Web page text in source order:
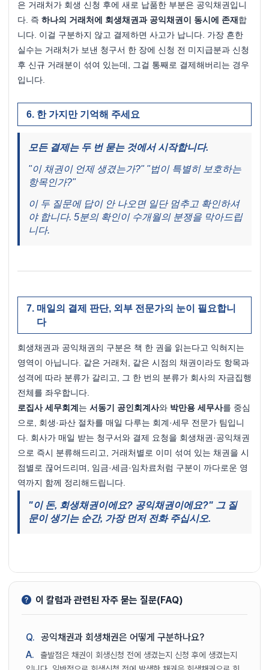
은 거래처가 회생 신청 후에 새로 납품한 부분은 공익채권입니
다. 즉 하나의 거래처에 회생채권과 공익채권이 동시에 존재 합
니다. 이걸 구분하지 않고 결제하면 사고가 납니다. 가장 흔한
실수는 거래처가 보낸 청구서 한 장에 신청 전 미지급분과 신청
후 신규 거래분이 섞여 있는데, 그걸 통째로 결제해버리는 경우
입니다.
한 가지만 기억해 주세요
모든 결제는 두 번 묻는 것에서 시작합니다.
"이 채권이 언제 생겼는가?" "법이 특별히 보호하는
항목인가?"
이 두 질문에 답이 안 나오면 일단 멈추고 확인하셔
야 합니다. 5분의 확인이 수개월의 분쟁을 막아드립
니다.
매일의 결제 판단, 외부 전문가의 눈이 필요합니
다
회생채권과 공익채권의 구분은 책 한 권을 읽는다고 익혀지는
영역이 아닙니다. 같은 거래처, 같은 시점의 채권이라도 항목과
성격에 따라 분류가 갈리고, 그 한 번의 분류가 회사의 자금집행
전체를 좌우합니다.
로집사 세무회계 는 서동기 공인회계사와 박만용 세무사를 중심
으로, 회생·파산 절차를 매일 다루는 회계·세무 전문가 팀입니
다. 회사가 매일 받는 청구서와 결제 요청을 회생채권·공익채권
으로 즉시 분류해드리고, 거래처별로 이미 섞여 있는 채권을 시
점별로 끊어드리며, 임금·세금·임차료처럼 구분이 까다로운 영
역까지 함께 정리해드립니다.
"이 돈, 회생채권이에요? 공익채권이에요?" 그 질
문이 생기는 순간, 가장 먼저 전화 주십시오.
이 칼럼과 관련된 자주 묻는 질문(FAQ)
Q. 공익채권과 회생채권은 어떻게 구분하나요?
A.
출발점은 채권이 회생신청 전에 생겼는지 신청 후에 생겼는지